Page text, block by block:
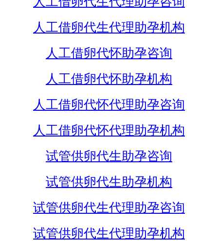
人工借卵代生代理助孕机构
人工借卵代怀助孕咨询
人工借卵代怀助孕机构
人工借卵代怀代理助孕咨询
人工借卵代怀代理助孕机构
试管供卵代生助孕咨询
试管供卵代生助孕机构
试管供卵代生代理助孕咨询
试管供卵代生代理助孕机构